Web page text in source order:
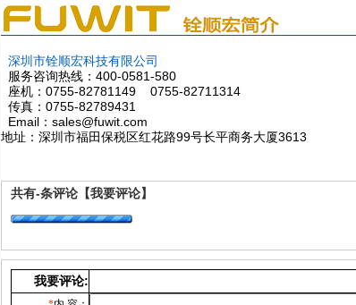
深圳市铨顺宏科技有限公司
服务咨询热线：400-0581-580
座机：0755-82781149 0755-82711314
传真：0755-82789431
Email：sales@fuwit.com
地址：深圳市福田保税区红花路99号长平商务大厦3613
共有-条评论 【我要评论】
我要评论: